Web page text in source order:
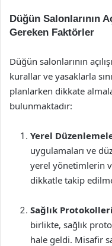
Düğün Salonlarının
Gereken Faktörler
Düğün salonlarının
kurallar ve yasaklarla
planlarken dikkate
bulunmaktadır:
Yerel
uygulamaları ve
yerel yönetimlerin
dikkatle takip
Sağlık Protokolleri
birlikte, sağlık
hale geldi. Misafir